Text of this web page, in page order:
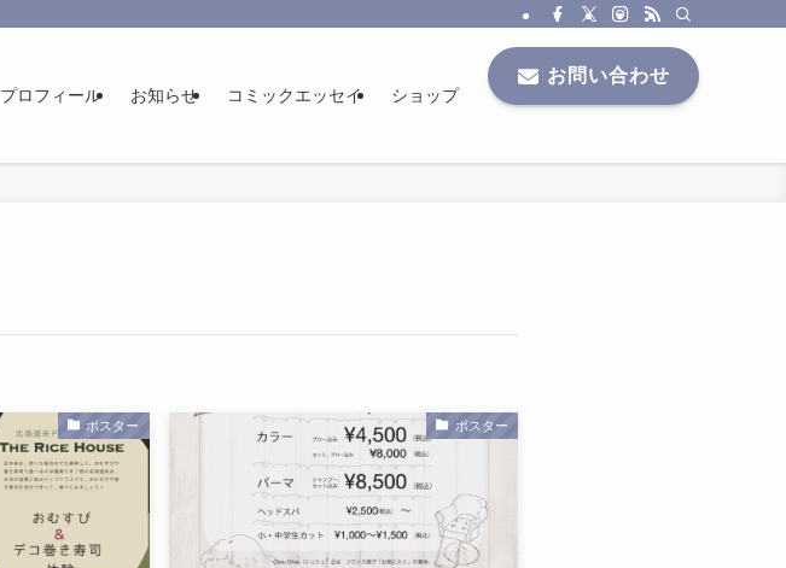
プロフィール お知らせ コミックエッセイ ショップ
お問い合わせ
ポスター ポスター